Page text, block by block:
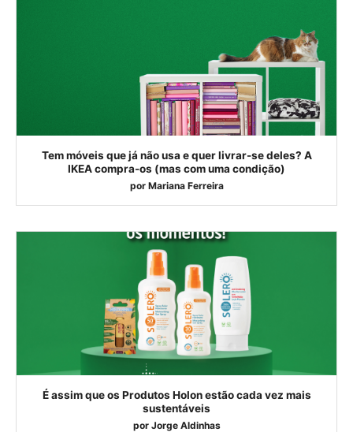
Tem móveis que já não usa e quer livrar-se deles? A
IKEA compra-os (mas com uma condição)
por Mariana Ferreira
É assim que os Produtos Holon estão cada vez mais
sustentáveis
por Jorge Aldinhas